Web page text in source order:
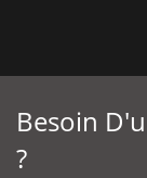
Besoin
?